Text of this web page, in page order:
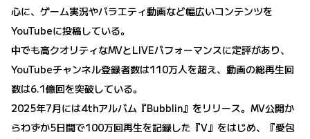
心に、ゲーム実況やバラエティ動画など幅広いコンテンツを
YouTubeに投稿している。
中でも高クオリティなMVとLIVEパフォーマンスに定評があり、
YouTubeチャンネル登録者数は110万人を超え、動画の総再生回
数は6.1億回を突破している。
2025年7月には4thアルバム『Bubblin』をリリース。MV公開か
らわずか5日間で100万回再生を記録した『V』をはじめ、『愛包